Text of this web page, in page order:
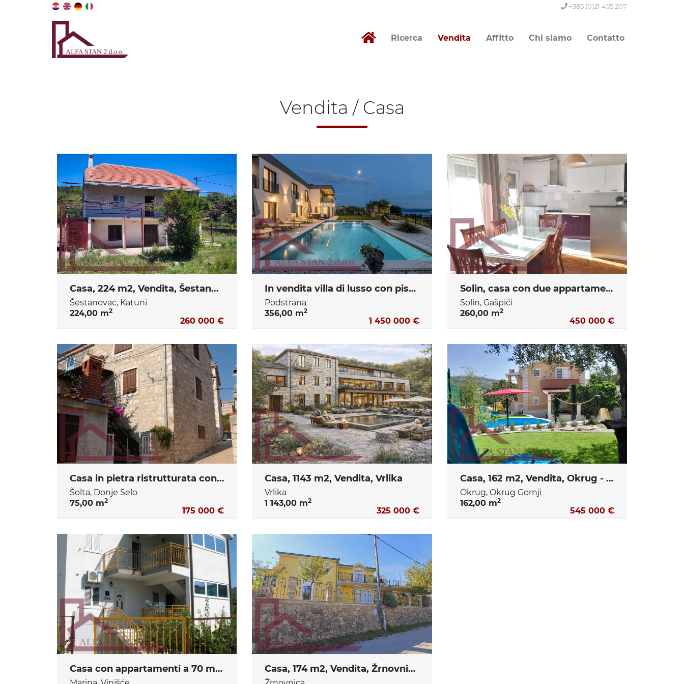
+385 (0)21 455 207
Ricerca Vendita Affitto Chi siamo Contatto
Vendita / Casa
Casa, 224 m2, Vendita, Šestanovac - Katuni
Šestanovac, Katuni
224,00 m2
260 000 €
In vendita villa di lusso con piscina e vista mare – Podstrana, Spalato
Podstrana
356,00 m2
1 450 000 €
Solin, casa con due appartamenti da 80 m2 ciascuno
Solin, Gašpići
260,00 m2
450 000 €
Casa in pietra ristrutturata con due camere da letto e cortile
Šolta, Donje Selo
75,00 m2
175 000 €
Casa, 1143 m2, Vendita, Vrlika
Vrlika
1 143,00 m2
325 000 €
Casa, 162 m2, Vendita, Okrug - Okrug Gornji
Okrug, Okrug Gornji
162,00 m2
545 000 €
Casa con appartamenti a 70 m dal mare, 390 m² di superficie abitabile – Ideale per affitto turistico! Casa, 174 m2, Vendita, Žrnovnica